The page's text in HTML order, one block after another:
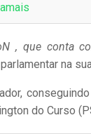
, que conta
na
do Curso